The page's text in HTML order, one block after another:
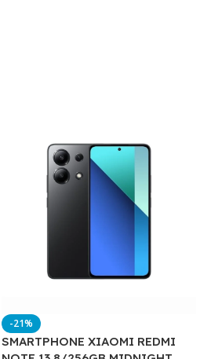
-21%
SMARTPHONE XIAOMI REDMI